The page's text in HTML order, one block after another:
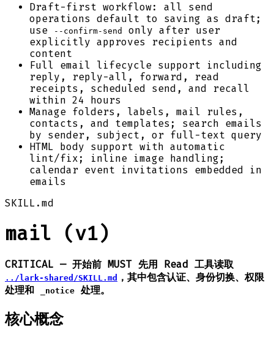
Draft-first workflow: all send
operations default to saving as draft;
use
--confirm-send
only after user
explicitly approves recipients and
content
Full email lifecycle support including
reply, reply-all, forward, read
receipts, scheduled send, and recall
within 24 hours
Manage folders, labels, mail rules,
contacts, and templates; search emails
by sender, subject, or full-text query
HTML body support with automatic
lint/fix; inline image handling;
calendar event invitations embedded in
emails
SKILL.md
mail (v1)
CRITICAL — 开始前 MUST 先用 Read 工具读取
../lark-shared/SKILL.md
，其中包含认证、身份切换、权限
处理和
_notice 处理。
核心概念